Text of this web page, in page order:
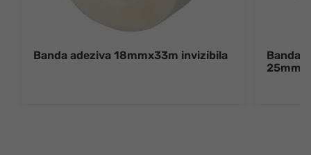
Banda adeziva 18mmx33m invizibila
Banda